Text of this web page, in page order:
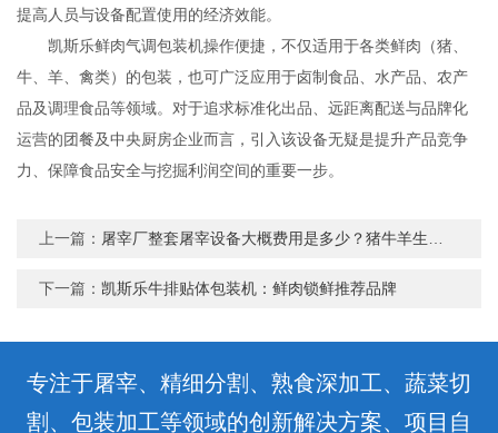
提高人员与设备配置使用的经济效能。
凯斯乐鲜肉气调包装机操作便捷，不仅适用于各类鲜肉（猪、
牛、羊、禽类）的包装，也可广泛应用于卤制食品、水产品、农产
品及调理食品等领域。对于追求标准化出品、远距离配送与品牌化
运营的团餐及中央厨房企业而言，引入该设备无疑是提升产品竞争
力、保障食品安全与挖掘利润空间的重要一步。
上一篇： 屠宰厂整套屠宰设备大概费用是多少？猪牛羊生产线投资成本与预算明细全解析
下一篇：凯斯乐牛排贴体包装机：鲜肉锁鲜推荐品牌
专注于屠宰、精细分割、熟食深加工、蔬菜切
割、包装加工等领域的创新解决方案、项目自